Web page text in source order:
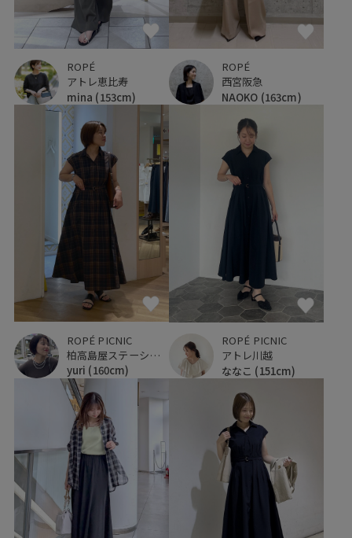
ROPÉ
アトレ恵比寿
mina (153cm)
ROPÉ
西宮阪急
NAOKO (163cm)
ROPÉ PICNIC
柏高島屋ステーションモール
yuri (160cm)
ROPÉ PICNIC
アトレ川越
ななこ (151cm)